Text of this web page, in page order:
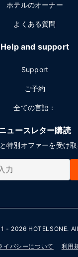
ホテルのオーナー
よくある質問
Help and support
Support
ご予約
全ての言語：
ュースレター購読
特別オファーを受け取
- 2026 HOTELSONE.
イバシーについて 利用